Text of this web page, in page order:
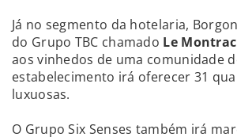
Já no segmento da hotelaria,
do Grupo TBC chamado Le
aos vinhedos de uma comunidade
estabelecimento irá oferecer 31
luxuosas.
O Grupo Six Senses também irá